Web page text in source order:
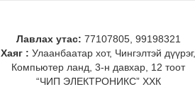
Лавлах утас: 77107805, 99198321
Хаяг : Улаанбаатар хот, Чингэлтэй дүүрэг,
Компьютер ланд, 3-н давхар, 12 тоот
“ЧИП ЭЛЕКТРОНИКС” ХХК